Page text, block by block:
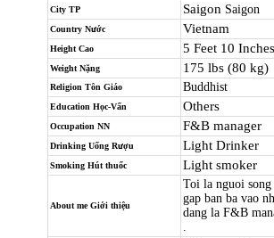
City TP Saigon Saigon
Country Nước Vietnam
Height Cao 5 Feet 10
Weight Nặng 175 lbs (80 kg)
Religion Tôn Giáo Buddhist
Education Học-Vấn Others
Occupation NN F&B manager
Drinking Uống Rượu Light Drinker
Smoking Hút thuốc Light smoker
About me Giới thiệu
Toi la nguoi
gap ban ba vao
dang la F&B
.